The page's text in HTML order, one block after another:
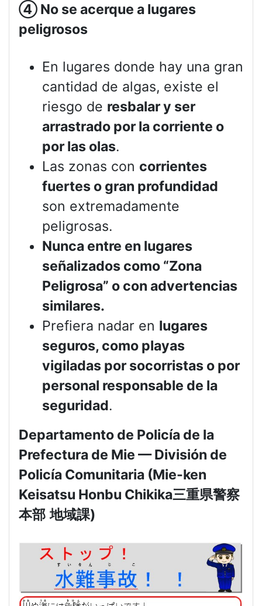
④ No se acerque a lugares
peligrosos
En lugares donde hay una gran
cantidad de algas, existe el
riesgo de resbalar y ser
arrastrado por la corriente o
por las olas.
Las zonas con corrientes
fuertes o gran profundidad
son extremadamente
peligrosas.
Nunca entre en lugares
señalizados como “Zona
Peligrosa” o con advertencias
similares.
Prefiera nadar en lugares
seguros, como playas
vigiladas por socorristas o por
personal responsable de la
seguridad.
Departamento de Policía de la
Prefectura de Mie — División de
Policía Comunitaria (Mie-ken
Keisatsu Honbu Chikika三重県警察
本部 地域課)